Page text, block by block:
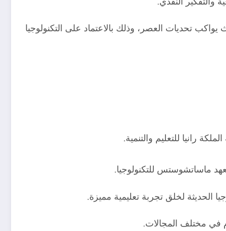
تحديات العصر، وذلك بالاعتماد على التكنولوجيا
الحديثة لخلق تجربة تعليمية مميزة.
في مختلف المجالات.